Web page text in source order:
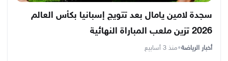
سجدة لامين يامال بعد تتويج إسبانيا بكأس العالم
2026 تزين ملعب المباراة النهائية
أخبار الرياضة•منذ 3 أسابيع